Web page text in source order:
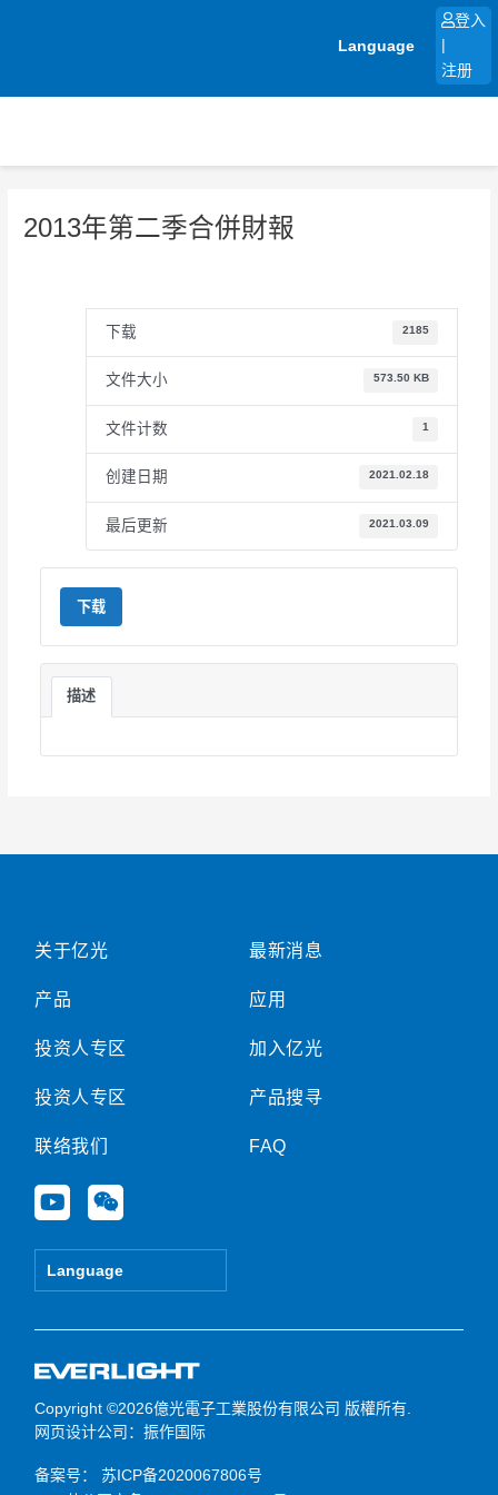
Language
登入
注册
2013年第二季合併財報
下载 2185
文件大小 573.50 KB
文件计数 1
创建日期 2021.02.18
最后更新 2021.03.09
下载
描述
关于亿光
产品
投资人专区
投资人专区
联络我们
Y
o
u
e
W
e
i
Language
最新消息
应用
加入亿光
产品搜寻
FAQ
Copyright ©2026億光電子工業股份有限公司 版權所有.
网页设计公司 ：振作国际
备案号：
苏ICP备2020067806号